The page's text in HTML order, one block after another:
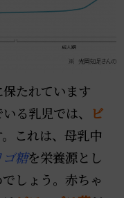
保たれています
る乳児では、
ビ
これは、母乳中
糖を栄養源とし
しょう。赤ちゃ